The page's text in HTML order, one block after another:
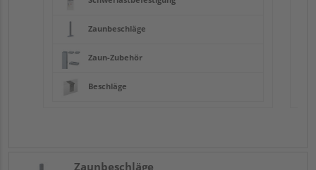
Zaunbeschläge
Zaun-Zubehör
Beschläge
Zaunbeschläge